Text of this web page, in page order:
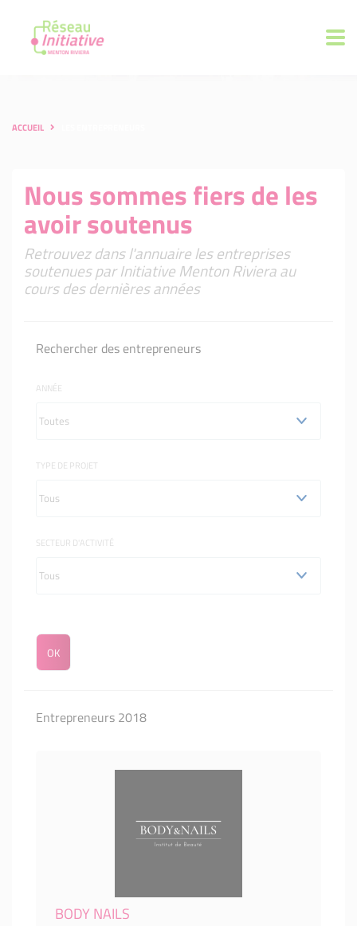
ACCUEIL
Nous sommes fiers de les
avoir soutenus
Retrouvez dans l'annuaire les entreprises
soutenues par Initiative Menton Riviera au
cours des dernières années
Rechercher des entrepreneurs
ANNÉE
TYPE DE PROJET
SECTEUR D'ACTIVITÉ
Entrepreneurs 2018
BODY NAILS